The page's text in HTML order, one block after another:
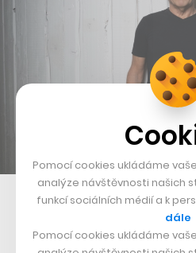
Jan Mrázek, spoluzakladatel společnosti
Makal jsem, protože jsem
Pomocí cookies ukládáme
analýze návštěvnosti našich
funkcí sociálních médií a k
dále
Pomocí cookies ukládáme